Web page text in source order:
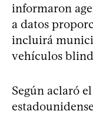
informaron
a datos
incluirá
vehículos
Según aclaró